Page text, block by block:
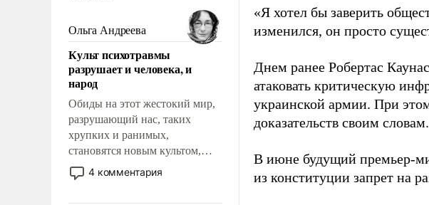
Ольга Андреева
Культ психотравмы
разрушает и человека, и
народ
Обиды на этот жестокий мир,
разрушающий нас, таких
хрупких и ранимых,
становятся новым культом,
постепенно вытесняя и
отменяя традиционное
4 комментария
«Я хотел бы заверить
изменился, он просто
Днем ранее Робертас
атаковать критическую
украинской армии. При
доказательств своим словам.
В июне будущий премьер-
из конституции запрет на